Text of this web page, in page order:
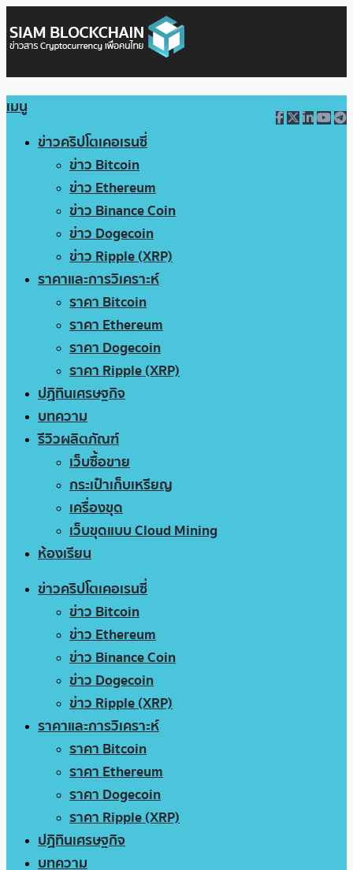
เมนู
ข่าวคริปโตเคอเรนซี่
ข่าว Bitcoin
ข่าว Ethereum
ข่าว Binance Coin
ข่าว Dogecoin
ข่าว Ripple (XRP)
ราคาและการวิเคราะห์
ราคา Bitcoin
ราคา Ethereum
ราคา Dogecoin
ราคา Ripple (XRP)
ปฏิทินเศรษฐกิจ
บทความ
รีวิวผลิตภัณฑ์
เว็บซื้อขาย
กระเป๋าเก็บเหรียญ
เครื่องขุด
เว็บขุดแบบ Cloud Mining
ห้องเรียน
ข่าวคริปโตเคอเรนซี่
ข่าว Bitcoin
ข่าว Ethereum
ข่าว Binance Coin
ข่าว Dogecoin
ข่าว Ripple (XRP)
ราคาและการวิเคราะห์
ราคา Bitcoin
ราคา Ethereum
ราคา Dogecoin
ราคา Ripple (XRP)
ปฏิทินเศรษฐกิจ
บทความ